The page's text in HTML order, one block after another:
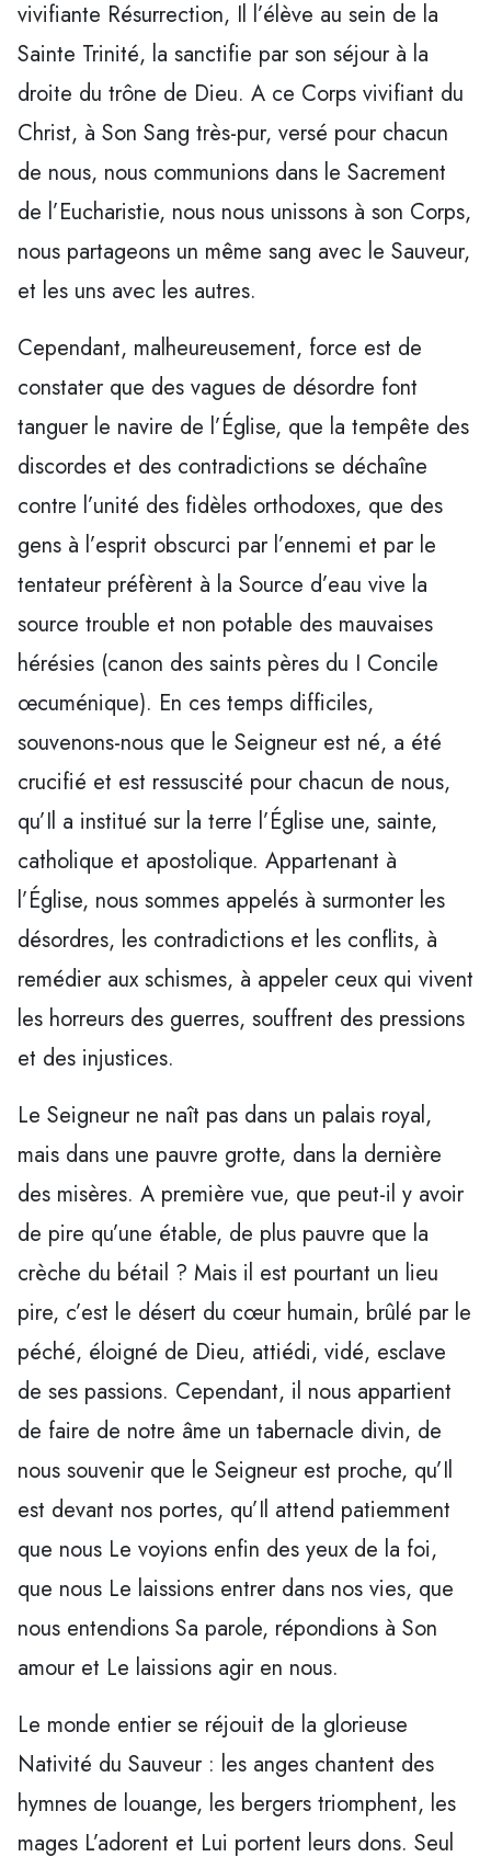
vivifiante Résurrection, Il l’élève au sein de la
Sainte Trinité, la sanctifie par son séjour à la
droite du trône de Dieu. A ce Corps vivifiant du
Christ, à Son Sang très-pur, versé pour chacun
de nous, nous communions dans le Sacrement
de l’Eucharistie, nous nous unissons à son Corps,
nous partageons un même sang avec le Sauveur,
et les uns avec les autres.
Cependant, malheureusement, force est de
constater que des vagues de désordre font
tanguer le navire de l’Église, que la tempête des
discordes et des contradictions se déchaîne
contre l’unité des fidèles orthodoxes, que des
gens à l’esprit obscurci par l’ennemi et par le
tentateur préfèrent à la Source d’eau vive la
source trouble et non potable des mauvaises
hérésies (canon des saints pères du I Concile
œcuménique). En ces temps difficiles,
souvenons-nous que le Seigneur est né, a été
crucifié et est ressuscité pour chacun de nous,
qu’Il a institué sur la terre l’Église une, sainte,
catholique et apostolique. Appartenant à
l’Église, nous sommes appelés à surmonter les
désordres, les contradictions et les conflits, à
remédier aux schismes, à appeler ceux qui vivent
les horreurs des guerres, souffrent des pressions
et des injustices.
Le Seigneur ne naît pas dans un palais royal,
mais dans une pauvre grotte, dans la dernière
des misères. A première vue, que peut-il y avoir
de pire qu’une étable, de plus pauvre que la
crèche du bétail ? Mais il est pourtant un lieu
pire, c’est le désert du cœur humain, brûlé par le
péché, éloigné de Dieu, attiédi, vidé, esclave
de ses passions. Cependant, il nous appartient
de faire de notre âme un tabernacle divin, de
nous souvenir que le Seigneur est proche, qu’Il
est devant nos portes, qu’Il attend patiemment
que nous Le voyions enfin des yeux de la foi,
que nous Le laissions entrer dans nos vies, que
nous entendions Sa parole, répondions à Son
amour et Le laissions agir en nous.
Le monde entier se réjouit de la glorieuse
Nativité du Sauveur : les anges chantent des
hymnes de louange, les bergers triomphent, les
mages L’adorent et Lui portent leurs dons. Seul